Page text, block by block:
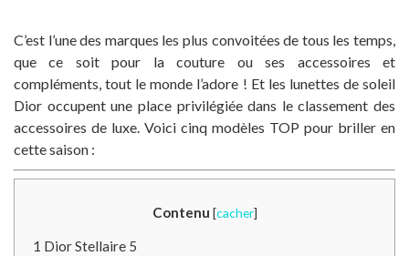
C’est l’une des marques les plus convoitées de tous les temps,
que ce soit pour la couture ou ses accessoires et
compléments, tout le monde l’adore ! Et les lunettes de soleil
Dior occupent une place privilégiée dans le classement des
accessoires de luxe. Voici cinq modèles TOP pour briller en
cette saison :
Contenu [cacher]
1 Dior Stellaire 5